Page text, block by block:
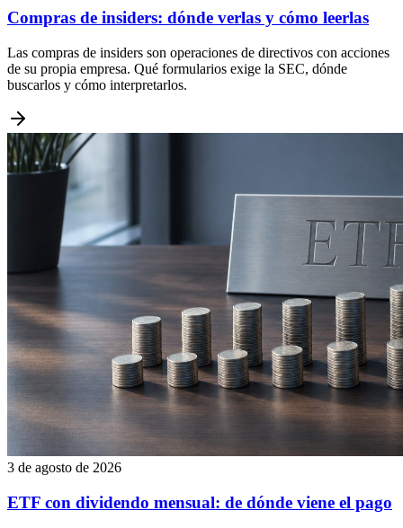
Compras de insiders: dónde verlas y cómo leerlas
Las compras de insiders son operaciones de directivos con acciones
de su propia empresa. Qué formularios exige la SEC, dónde
buscarlos y cómo interpretarlos.
3 de agosto de 2026
ETF con dividendo mensual: de dónde viene el pago